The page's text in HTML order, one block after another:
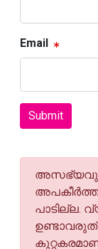
Email
Submit
അസഭ്യവും
പാടില്ല.